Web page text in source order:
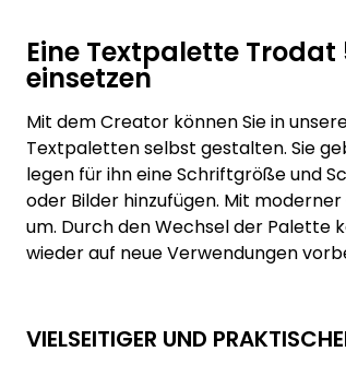
Eine Textpalette
einsetzen
Mit dem Creator können Sie in
Textpaletten selbst gestalten. Sie
legen für ihn eine Schriftgröße und
oder Bilder hinzufügen. Mit
um. Durch den Wechsel der Palette
wieder auf neue Verwendungen
VIELSEITIGER UND